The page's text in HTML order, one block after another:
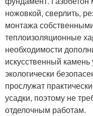
ножовкой, сверлить,
монтажа
теплоизоляционные
необходимости
искусственный камень
экологически
прослужат
усадки, поэтому не
отделочным работам.